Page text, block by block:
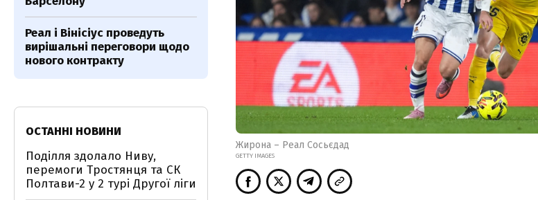
Жирона – Реал Сосьєдад
GETTY IMAGES
Реал і Вінісіус проведуть
вирішальні переговори щодо
нового контракту
ОСТАННІ НОВИНИ
Поділля здолало Ниву,
перемоги Тростянця та СК
Полтави-2 у 2 турі Другої ліги